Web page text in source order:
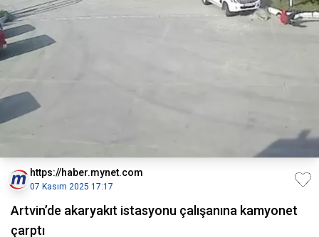
https://haber.mynet.com
07 Kasım 2025 17:17
Artvin’de akaryakıt istasyonu çalışanına kamyonet
çarptı